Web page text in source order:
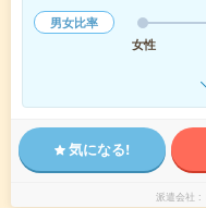
男女比率
女性
気になる!
派遣会社